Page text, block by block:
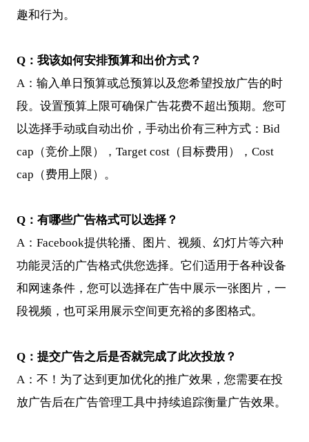
趣和行为。
Q：我该如何安排预算和出价方式？
A：输入单日预算或总预算以及您希望投放广告的时
段。设置预算上限可确保广告花费不超出预期。您可
以选择手动或自动出价，手动出价有三种方式：Bid
cap（竞价上限），Target cost（目标费用），Cost
cap（费用上限）。
Q：有哪些广告格式可以选择？
A：Facebook提供轮播、图片、视频、幻灯片等六种
功能灵活的广告格式供您选择。它们适用于各种设备
和网速条件，您可以选择在广告中展示一张图片，一
段视频，也可采用展示空间更充裕的多图格式。
Q：提交广告之后是否就完成了此次投放？
A：不！为了达到更加优化的推广效果，您需要在投
放广告后在广告管理工具中持续追踪衡量广告效果。